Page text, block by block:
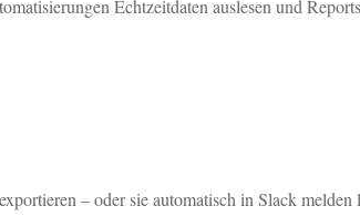
Echtzeitdaten auslesen und
– oder sie automatisch in Slack melden